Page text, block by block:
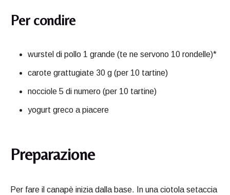
Per condire
wurstel di pollo 1 grande (te ne servono 10 rondelle)*
carote grattugiate 30 g (per 10 tartine)
nocciole 5 di numero (per 10 tartine)
yogurt greco a piacere
Preparazione
Per fare il canapè inizia dalla base. In una ciotola setaccia